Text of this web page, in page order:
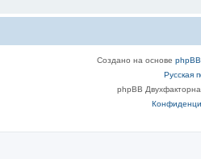
Создано на основе phpBB
Русская
phpBB